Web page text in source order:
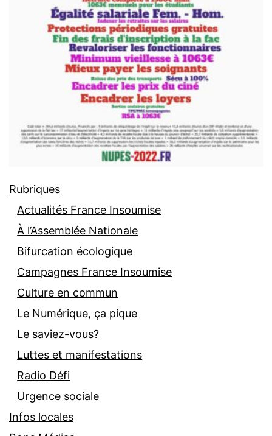
Rubriques
Actualités France Insoumise
À l’Assemblée Nationale
Bifurcation écologique
Campagnes France Insoumise
Culture en commun
Le Numérique, ça pique
Le saviez-vous?
Luttes et manifestations
Radio Défi
Urgence sociale
Infos locales